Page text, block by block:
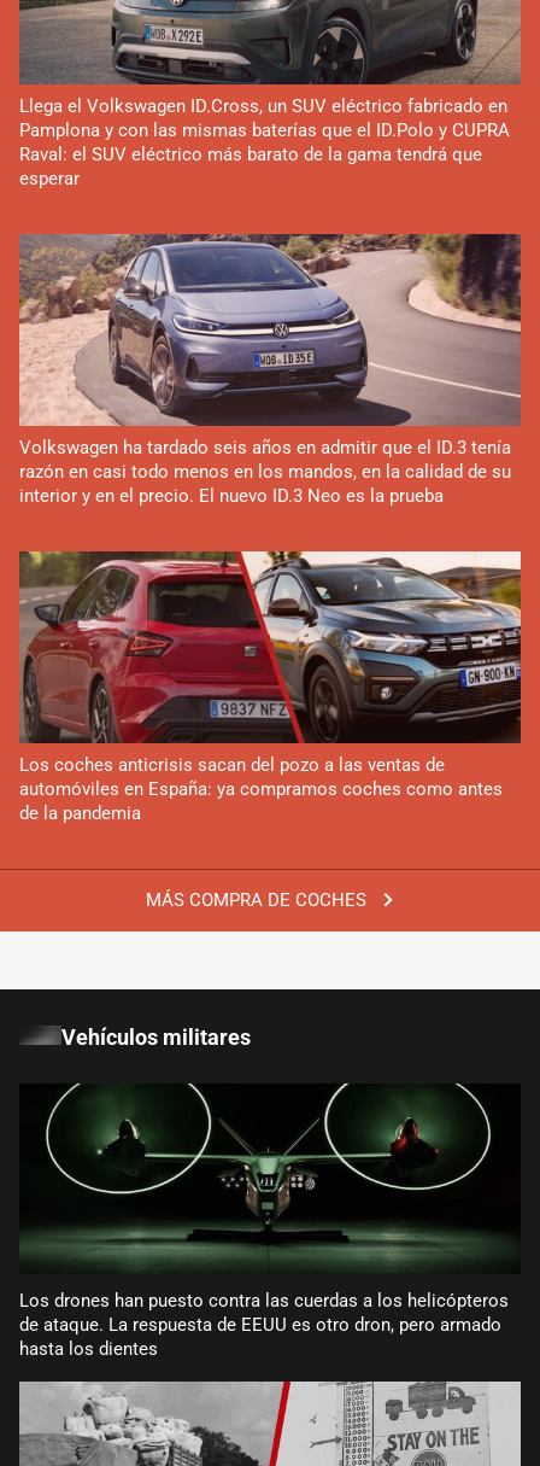
MÁS COMPRA DE COCHES
Llega el Volkswagen ID.Cross, un SUV eléctrico fabricado en
Pamplona y con las mismas baterías que el ID.Polo y CUPRA
Raval: el SUV eléctrico más barato de la gama tendrá que
esperar
Volkswagen ha tardado seis años en admitir que el ID.3 tenía
razón en casi todo menos en los mandos, en la calidad de su
interior y en el precio. El nuevo ID.3 Neo es la prueba
Los coches anticrisis sacan del pozo a las ventas de
automóviles en España: ya compramos coches como antes
de la pandemia
Vehículos militares
Los drones han puesto contra las cuerdas a los helicópteros
de ataque. La respuesta de EEUU es otro dron, pero armado
hasta los dientes